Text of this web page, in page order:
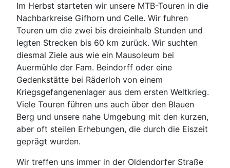
Im Herbst starteten wir unsere MTB-Touren in die
Nachbarkreise Gifhorn und Celle. Wir fuhren
Touren um die zwei bis dreieinhalb Stunden und
legten Strecken bis 60 km zurück. Wir suchten
diesmal Ziele aus wie ein Mausoleum bei
Auermühle der Fam. Beindorff oder eine
Gedenkstätte bei Räderloh von einem
Kriegsgefangenenlager aus dem ersten Weltkrieg.
Viele Touren führen uns auch über den Blauen
Berg und unsere nahe Umgebung mit den kurzen,
aber oft steilen Erhebungen, die durch die Eiszeit
geprägt wurden.
Wir treffen uns immer in der Oldendorfer Straße